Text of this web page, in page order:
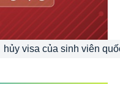
hủy visa của sinh viên